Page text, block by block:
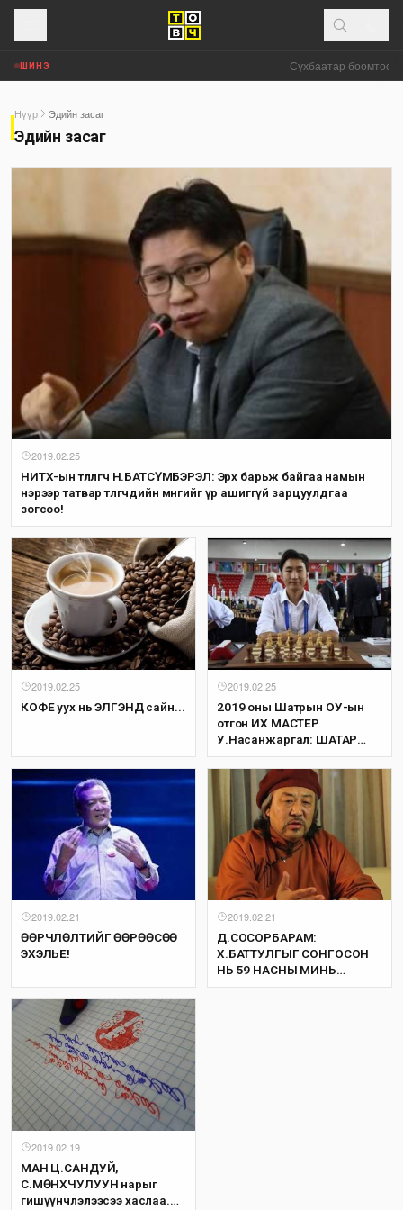
ШИНЭ Сүхбаатар боомтоор
Нүүр Эдийн засаг
Эдийн засаг
2019.02.25
НИТХ-ын төлөөлөгч Н.БАТСҮМБЭРЭЛ: Эрх барьж байгаа намын
нэрээр татвар төлөгчдийн мөнгийг үр ашиггүй зарцуулдгаа
зогсоо!
2019.02.25
КОФЕ уух нь ЭЛГЭНД сайн...
2019.02.25
2019 оны Шатрын ОУ-ын
отгон ИХ МАСТЕР
У.Насанжаргал: ШАТАР
БОЛ ХҮНИЙГ
ХҮМҮҮЖҮҮЛДЭГ.
2019.02.21
ӨӨРЧЛӨЛТИЙГ ӨӨРӨӨСӨӨ
ЭХЭЛЬЕ!
2019.02.21
Д.СОСОРБАРАМ:
Х.БАТТУЛГЫГ СОНГОСОН
НЬ 59 НАСНЫ МИНЬ
ХАМГИЙН ТОМ АЛДАА...
2019.02.19
МАН Ц.САНДУЙ,
С.МӨНХЧУЛУУН нарыг
гишүүнчлэлээсээ хаслаа.